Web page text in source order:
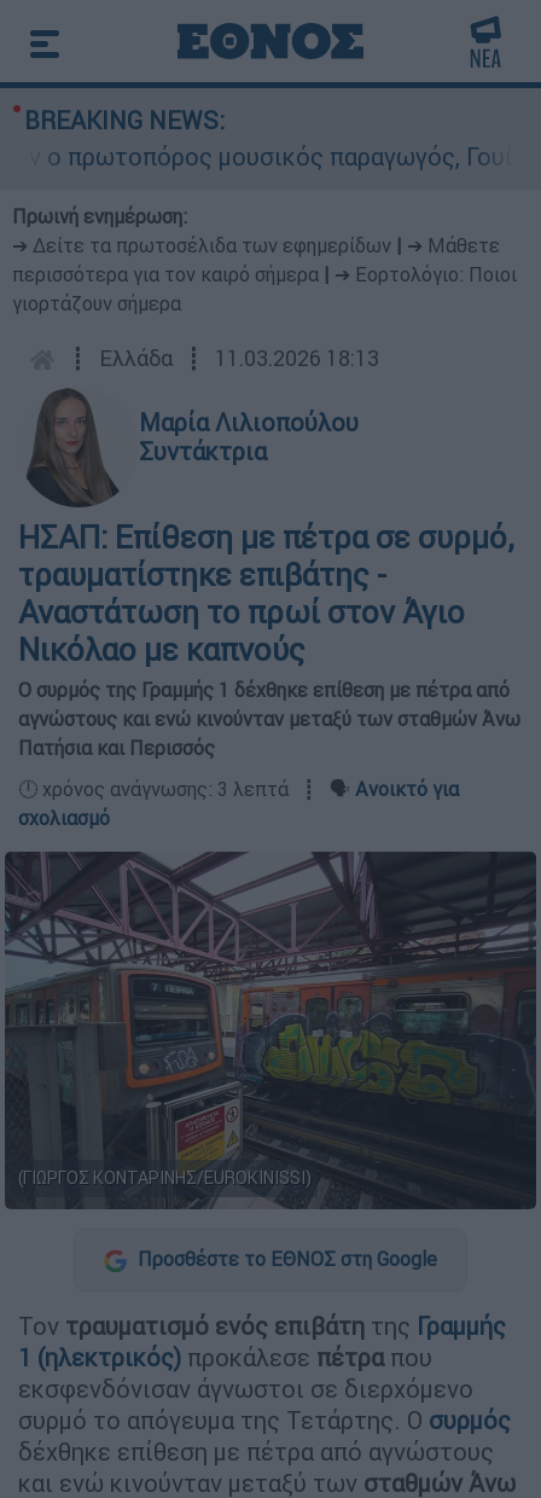
BREAKING NEWS:
πρωτοπόρος μουσικός παραγωγός, Γουίλιαμ
Πρωινή ενημέρωση:
➔ Δείτε τα πρωτοσέλιδα των εφημερίδων
➔ Μάθετε
περισσότερα για τον καιρό σήμερα
➔ Εορτολόγιο: Ποιοι
γιορτάζουν σήμερα
┋ Ελλάδα ┋ 11.03.2026 18:13
Μαρία Λιλιοπούλου
Συντάκτρια
ΗΣΑΠ: Επίθεση με πέτρα σε συρμό,
τραυματίστηκε επιβάτης -
Αναστάτωση το πρωί στον Άγιο
Νικόλαο με καπνούς
Ο συρμός της Γραμμής 1 δέχθηκε επίθεση με πέτρα από
αγνώστους και ενώ κινούνταν μεταξύ των σταθμών Άνω
Πατήσια και Περισσός
🕛 χρόνος ανάγνωσης: 3 λεπτά ┋ 🗣️ Ανοικτό για
σχολιασμό
(ΓΙΩΡΓΟΣ ΚΟΝΤΑΡΙΝΗΣ/EUROKINISSI)
Προσθέστε το ΕΘΝΟΣ στη Google
Τον τραυματισμό ενός επιβάτη της Γραμμής
1 (ηλεκτρικός) προκάλεσε πέτραπου
εκσφενδόνισαν άγνωστοι σε διερχόμενο
συρμό το απόγευμα της Τετάρτης. Ο συρμός
δέχθηκε επίθεση με πέτρα από αγνώστους
και ενώ κινούνταν μεταξύ των σταθμών Άνω